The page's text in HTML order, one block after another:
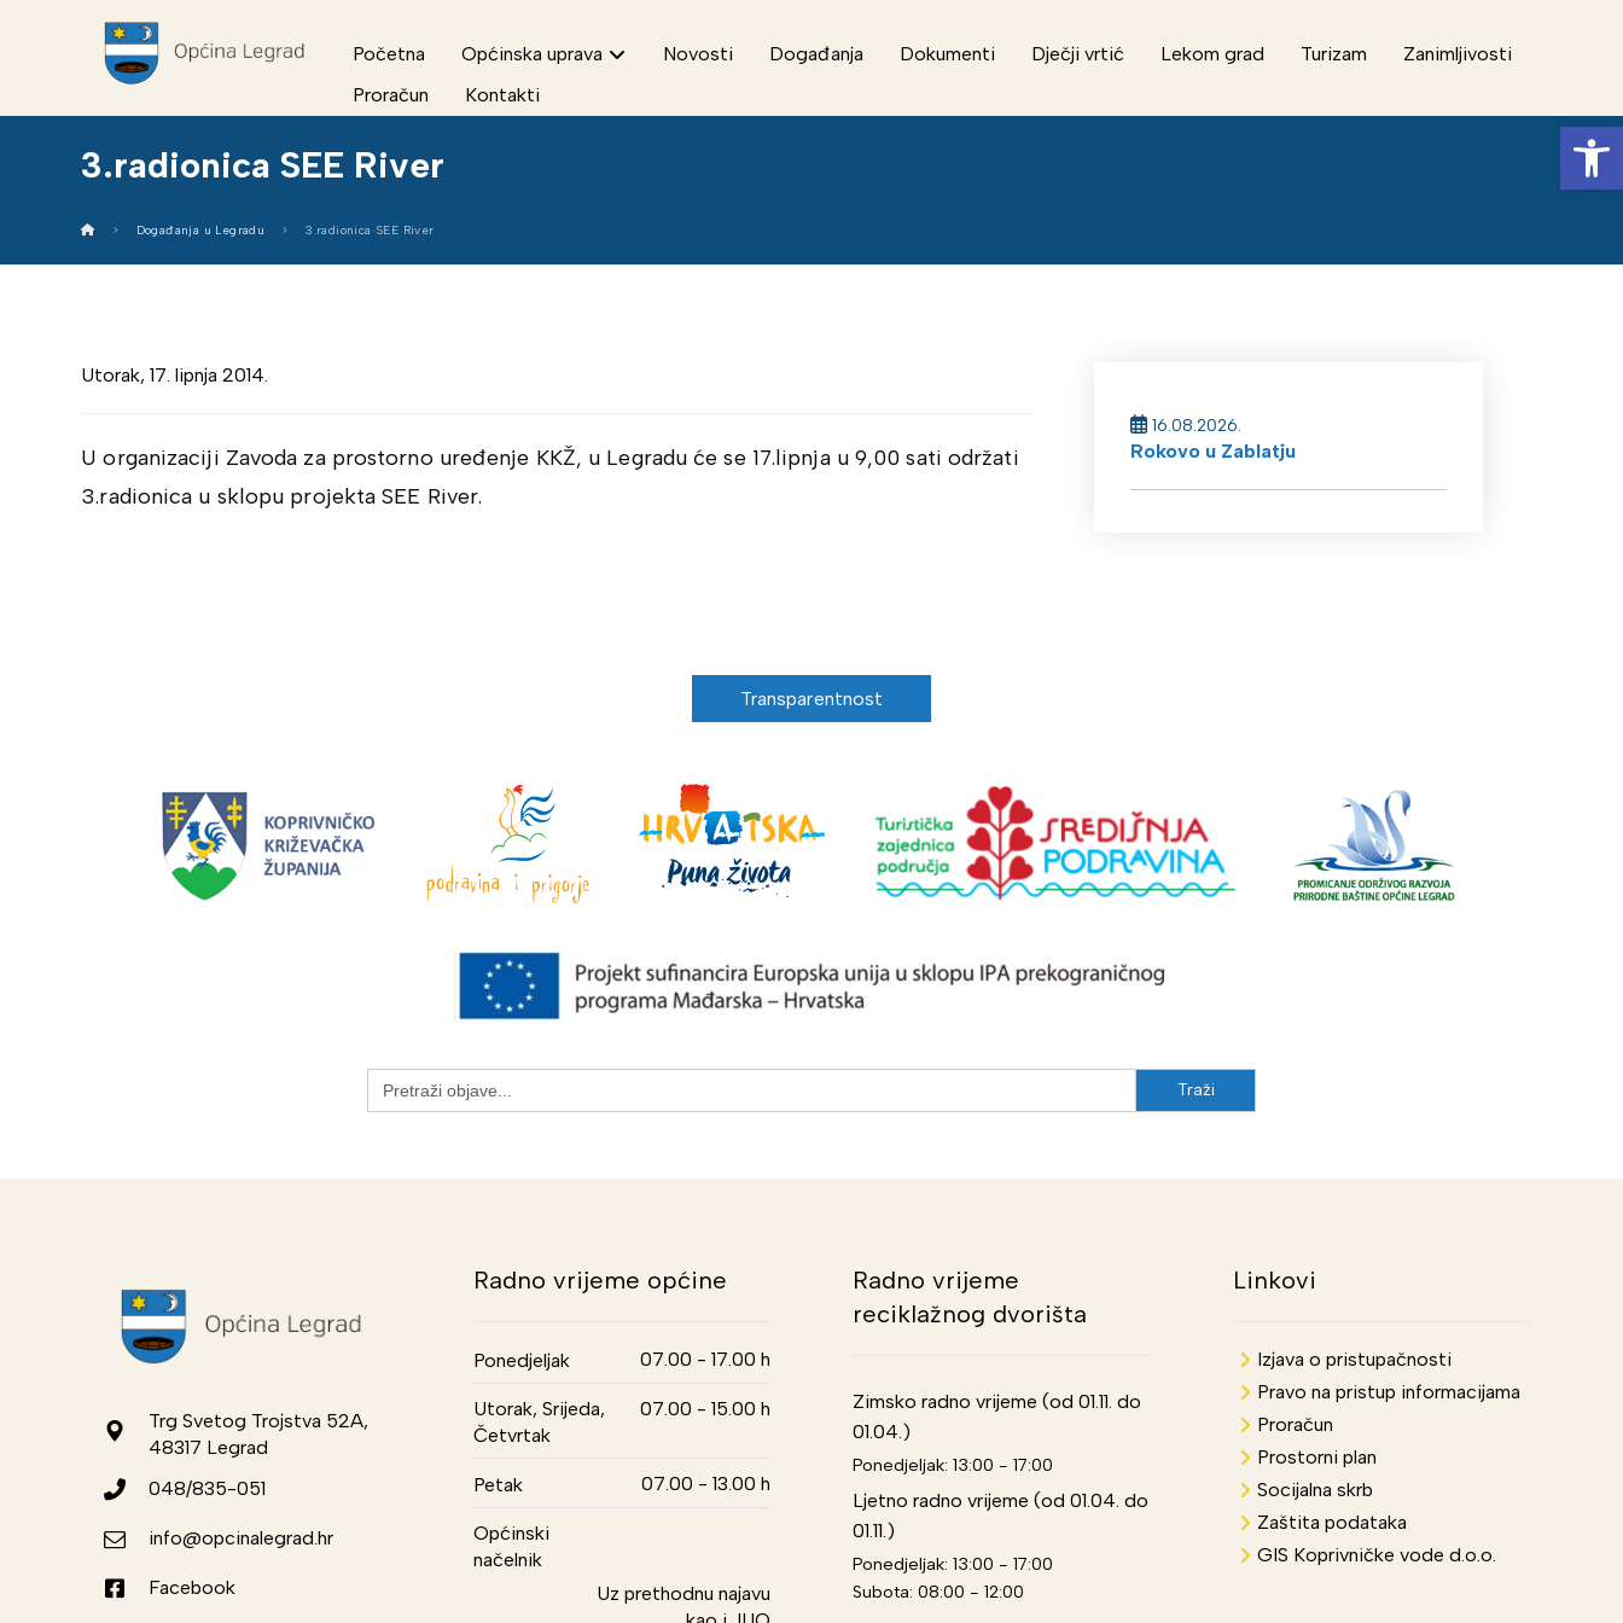
Početna Općinska uprava Novosti Događanja Dokumenti Dječji vrtić Lekom grad Turizam
Zanimljivosti
Proračun
Kontakti
3.radionica SEE River
Događanja u Legradu 3.radionica SEE River
Utorak, 17. lipnja 2014.
U organizaciji Zavoda za prostorno uređenje KKŽ, u Legradu će se 17.lipnja u 9,00 sati održati
3.radionica u sklopu projekta SEE River.
16.08.2026.
Rokovo u Zablatju
Transparentnost
Search
for:
Trg Svetog Trojstva 52A,
48317 Legrad
048/835-051
info@opcinalegrad.hr
Facebook
Radno vrijeme općine
Ponedjeljak 07.00 - 17.00 h
Utorak, Srijeda,
Četvrtak
07.00 - 15.00 h
Petak 07.00 - 13.00 h
Općinski
načelnik
Uz prethodnu najavu
Radno vrijeme
reciklažnog dvorišta
Zimsko radno vrijeme (od 01.11. do
01.04.)
Ponedjeljak: 13:00 - 17:00
Ljetno radno vrijeme (od 01.04. do
01.11.)
Ponedjeljak: 13:00 - 17:00
Subota: 08:00 - 12:00
Linkovi
Izjava o pristupačnosti
Pravo na pristup informacijama
Proračun
Prostorni plan
Socijalna skrb
Zaštita podataka
GIS Koprivničke vode d.o.o.